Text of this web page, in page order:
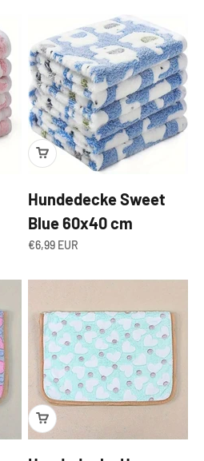
Hundedecke Sweet
Blue 60x40 cm
Angebot
€6,99 EUR